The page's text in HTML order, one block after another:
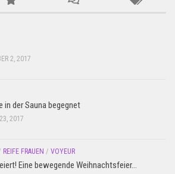
2, 2017
in der Sauna begegnet
2017
REIFE FRAUEN / VOYEUR
Eine bewegende Weihnachtsfeier…